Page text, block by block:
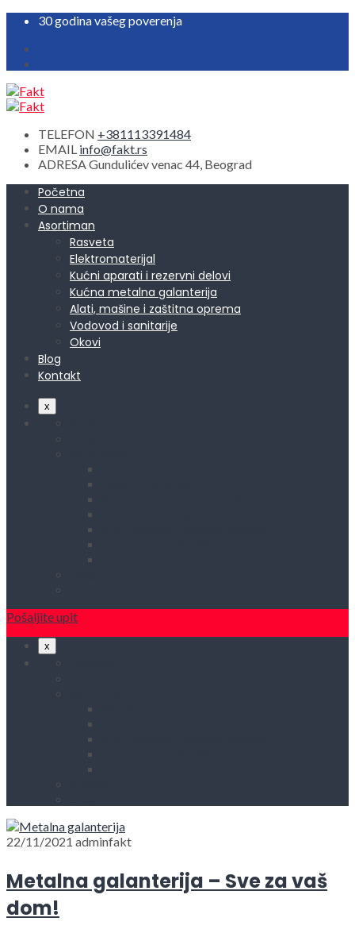
30 godina vašeg poverenja
TELEFON +381113391484
EMAIL info@fakt.rs
ADRESAGundulićev venac 44, Beograd
Početna
O nama
Asortiman
Rasveta
Elektromaterijal
Kućni aparati i rezervni delovi
Kućna metalna galanterija
Alati, mašine i zaštitna oprema
Vodovod i sanitarije
Okovi
Blog
Kontakt
x
Pošaljite upit
x
22/11/2021 adminfakt
Metalna galanterija – Sve za vaš
dom!